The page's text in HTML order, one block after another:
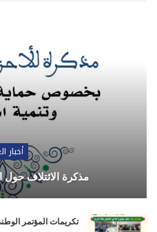
أخبار
مذكرة الائتلاف حول
تكريمات المؤتمر